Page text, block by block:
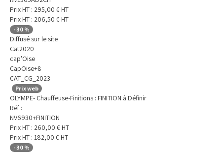
Prix HT : 295,00 € HT
Prix HT : 206,50 € HT
-30 %
Diffusé sur le site
Cat2020
cap'Oise
CapOise+8
CAT_CG_2023
Prix web
OLYMPE- Chauffeuse-Finitions : FINITION à Définir
Réf :
NV6930+FINITION
Prix HT : 260,00 € HT
Prix HT : 182,00 € HT
-30 %